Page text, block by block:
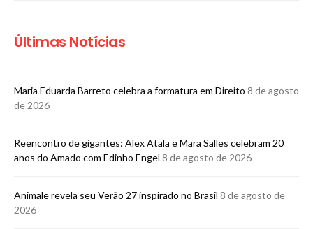
Últimas Notícias
Maria Eduarda Barreto celebra a formatura em Direito 8 de agosto
de 2026
Reencontro de gigantes: Alex Atala e Mara Salles celebram 20
anos do Amado com Edinho Engel 8 de agosto de 2026
Animale revela seu Verão 27 inspirado no Brasil 8 de agosto de
2026